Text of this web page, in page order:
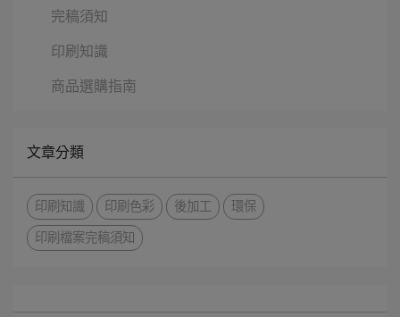
完稿須知
印刷知識
商品選購指南
文章分類
印刷知識 印刷色彩 後加工
環保
印刷檔案完稿須知